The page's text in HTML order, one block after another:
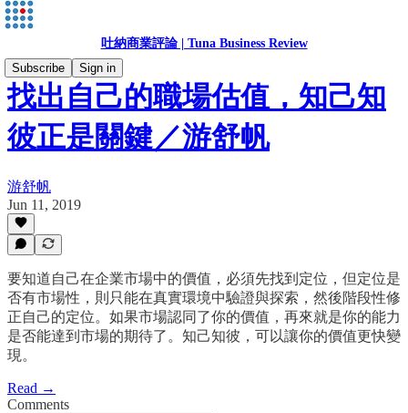
吐納商業評論 | Tuna Business Review
Subscribe
Sign in
找出自己的職場估值，知己知
彼正是關鍵／游舒帆
游舒帆
Jun 11, 2019
要知道自己在企業市場中的價值，必須先找到定位，但定位是
否有市場性，則只能在真實環境中驗證與探索，然後階段性修
正自己的定位。如果市場認同了你的價值，再來就是你的能力
是否能達到市場的期待了。知己知彼，可以讓你的價值更快變
現。
Read →
Comments